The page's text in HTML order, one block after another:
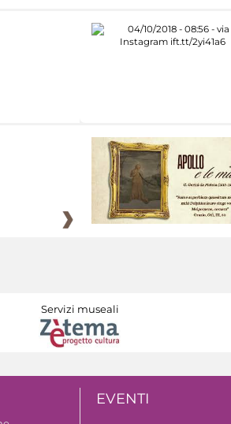
Servizi museali
EVENTI